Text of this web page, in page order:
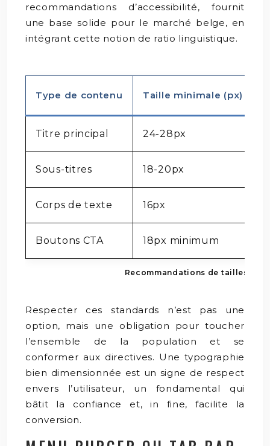
recommandations d’accessibilité, fournit
une base solide pour le marché belge, en
intégrant cette notion de ratio linguistique.
Recommandations de tailles de
Type de contenu Taille minimale (px)
Titre principal 24-28px
Sous-titres 18-20px
Corps de texte 16px
Boutons CTA 18px minimum
Respecter ces standards n’est pas une
option, mais une obligation pour toucher
l’ensemble de la population et se
conformer aux directives. Une typographie
bien dimensionnée est un signe de respect
envers l’utilisateur, un fondamental qui
bâtit la confiance et, in fine, facilite la
conversion.